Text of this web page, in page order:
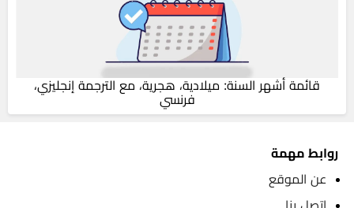
قائمة أشهر السنة: ميلادية، هجرية، مع الترجمة إنجليزي،
فرنسي
روابط مهمة
عن الموقع
إتصل بنا